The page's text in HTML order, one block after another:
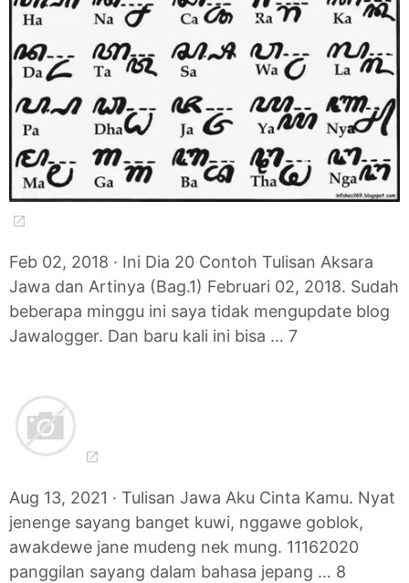
Feb 02, 2018 · Ini Dia 20 Contoh Tulisan Aksara
Jawa dan Artinya (Bag.1) Februari 02, 2018. Sudah
beberapa minggu ini saya tidak mengupdate blog
Jawalogger. Dan baru kali ini bisa … 7
Aug 13, 2021 · Tulisan Jawa Aku Cinta Kamu. Nyat
jenenge sayang banget kuwi, nggawe goblok,
awakdewe jane mudeng nek mung. 11162020
panggilan sayang dalam bahasa jepang … 8